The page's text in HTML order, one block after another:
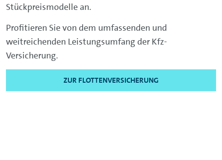
Stückpreismodelle an.
Profitieren Sie von dem umfassenden und
weitreichenden Leistungsumfang der Kfz-
Versicherung.
ZUR FLOTTENVERSICHERUNG